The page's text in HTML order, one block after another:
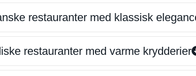
restauranter med klassisk
restauranter med varme krydderier